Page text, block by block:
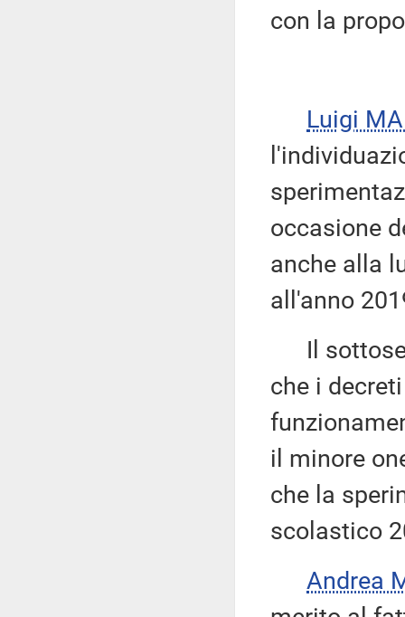
con la
Luigi
occasione
anche alla
all'anno
Il
che i
il minore
che la
scolastico
Andrea